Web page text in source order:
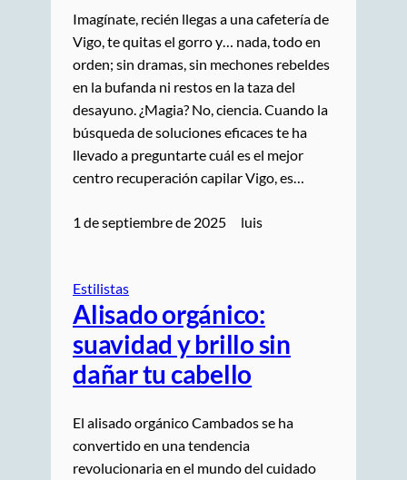
Imagínate, recién llegas a una cafetería de
Vigo, te quitas el gorro y… nada, todo en
orden; sin dramas, sin mechones rebeldes
en la bufanda ni restos en la taza del
desayuno. ¿Magia? No, ciencia. Cuando la
búsqueda de soluciones eficaces te ha
llevado a preguntarte cuál es el mejor
centro recuperación capilar Vigo, es…
1 de septiembre de 2025 luis
Estilistas
Alisado orgánico:
suavidad y brillo sin
dañar tu cabello
El alisado orgánico Cambados se ha
convertido en una tendencia
revolucionaria en el mundo del cuidado